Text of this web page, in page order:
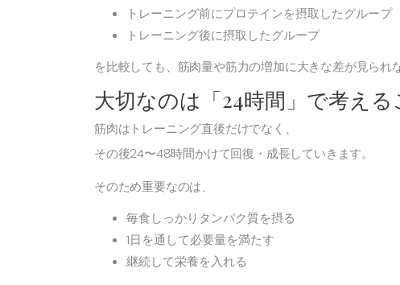
トレーニング前にプロテインを摂取したグループ
トレーニング後に摂取したグループ
を比較しても、筋肉量や筋力の増加に大きな差が見られ
大切なのは「24時間」で考える
筋肉はトレーニング直後だけでなく、
その後24〜48時間かけて回復・成長していきます。
そのため重要なのは、
毎食しっかりタンパク質を摂る
1日を通して必要量を満たす
継続して栄養を入れる